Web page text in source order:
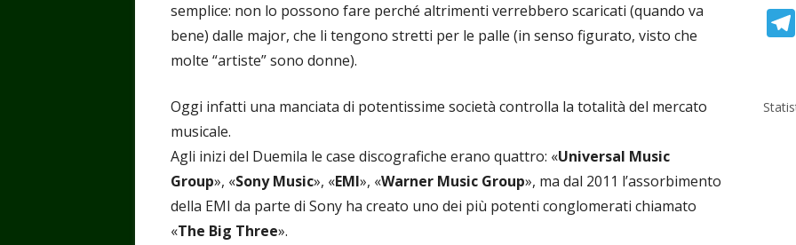
semplice: non lo possono fare perché altrimenti verrebbero scaricati (quando va
bene) dalle major, che li tengono stretti per le palle (in senso figurato, visto che
molte “artiste” sono donne).
Oggi infatti una manciata di potentissime società controlla la totalità del mercato
musicale.
Agli inizi del Duemila le case discografiche erano quattro: «Universal Music
Group», «Sony Music», «EMI», «Warner Music Group», ma dal 2011 l’assorbimento
della EMI da parte di Sony ha creato uno dei più potenti conglomerati chiamato
«The Big Three».